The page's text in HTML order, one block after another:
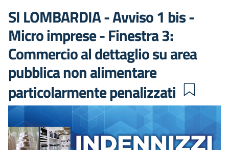
SI LOMBARDIA - Avviso 1 bis -
Micro imprese - Finestra 3:
Commercio al dettaglio su area
pubblica non alimentare
particolarmente penalizzati